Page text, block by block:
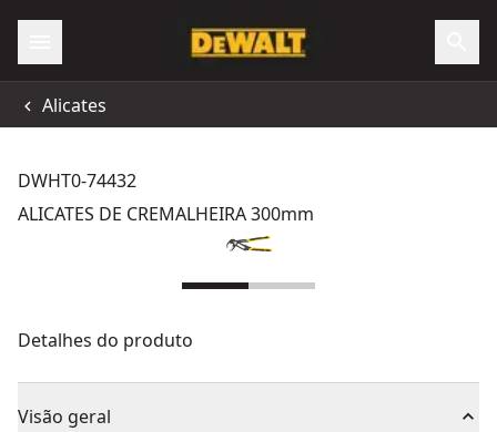
Alicates
DWHT0-74432
ALICATES DE CREMALHEIRA 300mm
Detalhes do produto
Visão geral